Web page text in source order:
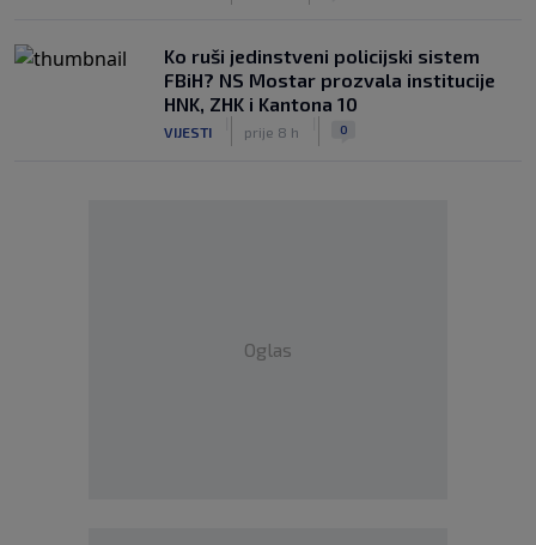
Ko ruši jedinstveni policijski sistem
FBiH? NS Mostar prozvala institucije
HNK, ZHK i Kantona 10
VIJESTI prije 8 h 0
Oglas